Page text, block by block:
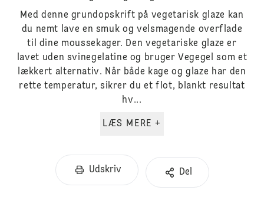
Med denne grundopskrift på vegetarisk glaze kan
du nemt lave en smuk og velsmagende overflade
til dine moussekager. Den vegetariske glaze er
lavet uden svinegelatine og bruger Vegegel som et
lækkert alternativ. Når både kage og glaze har den
rette temperatur, sikrer du et flot, blankt resultat
hv...
LÆS MERE +
Udskriv Del